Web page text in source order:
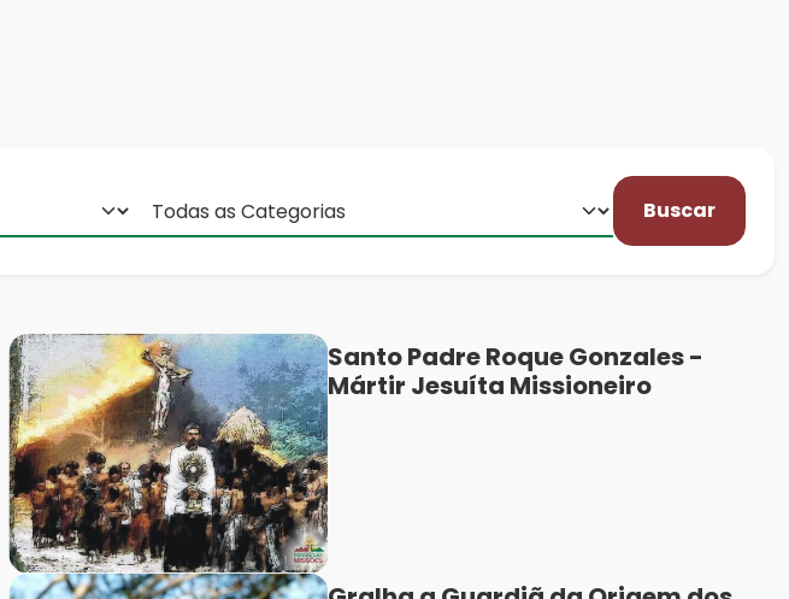
Buscar
Santo Padre Roque Gonzales -
Mártir Jesuíta Missioneiro